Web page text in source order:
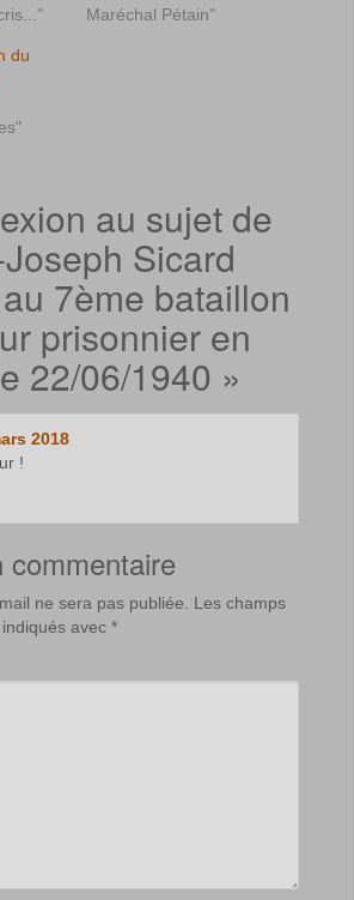
Maréchal Pétain"
du
au sujet de
Sicard
7ème bataillon
prisonnier en
22/06/1940 »
2018
!
commentaire
ne sera pas publiée.
Les champs
avec *